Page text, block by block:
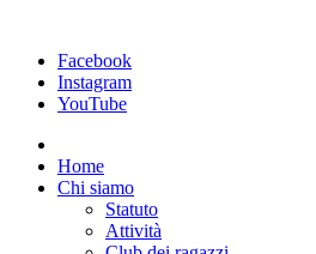
Facebook
Instagram
YouTube
Home
Chi siamo
Statuto
Attività